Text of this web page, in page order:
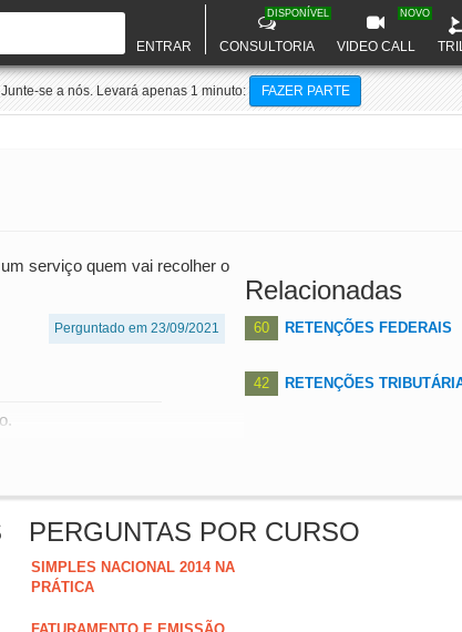
ENTRAR CONSULTORIA
DISPONÍVEL
VIDEO CALL
NOVO
se a nós. Levará apenas 1 minuto: FAZER PARTE
serviço quem vai recolher o
Perguntado em 23/09/2021
Relacionadas
60 RETENÇÕES FEDERAIS
42 RETENÇÕES
PERGUNTAS POR CURSO
SIMPLES NACIONAL 2014 NA
PRÁTICA